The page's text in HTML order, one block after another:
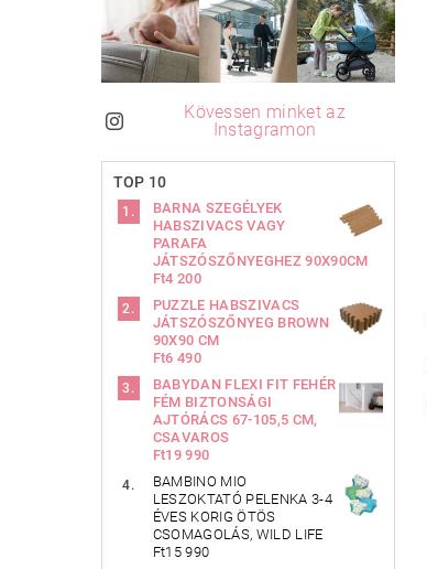
Kövessen minket az
Instagramon
TOP 10
BARNA SZEGÉLYEK
HABSZIVACS VAGY
PARAFA
JÁTSZÓSZŐNYEGHEZ 90X90CM
Ft4 200
PUZZLE HABSZIVACS
JÁTSZÓSZŐNYEG BROWN
90X90 CM
Ft6 490
BABYDAN FLEXI FIT FEHÉR
FÉM BIZTONSÁGI
AJTÓRÁCS 67-105,5 CM,
CSAVAROS
Ft19 990
BAMBINO MIO
LESZOKTATÓ PELENKA 3-4
ÉVES KORIG ÖTÖS
CSOMAGOLÁS, WILD LIFE
Ft15 990